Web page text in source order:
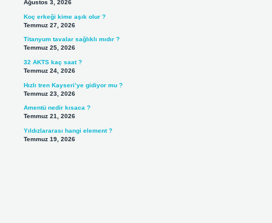
Ağustos 3, 2026
Koç erkeği kime aşık olur ?
Temmuz 27, 2026
Titanyum tavalar sağlıklı mıdır ?
Temmuz 25, 2026
32 AKTS kaç saat ?
Temmuz 24, 2026
Hızlı tren Kayseri’ye gidiyor mu ?
Temmuz 23, 2026
Amentü nedir kısaca ?
Temmuz 21, 2026
Yıldızlararası hangi element ?
Temmuz 19, 2026